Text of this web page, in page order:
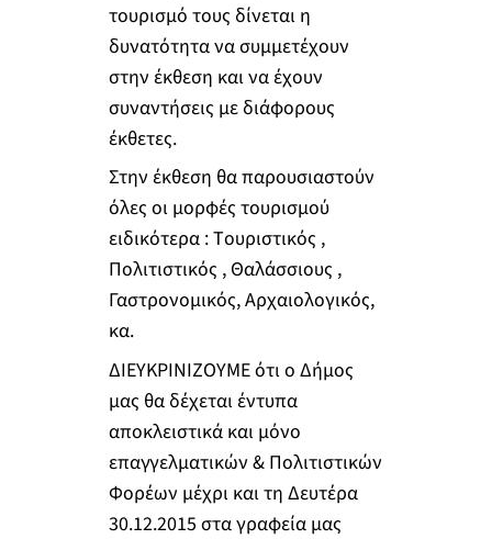
τουρισμό τους δίνεται η
δυνατότητα να συμμετέχουν
στην έκθεση και να έχουν
συναντήσεις με διάφορους
έκθετες.
Στην έκθεση θα παρουσιαστούν
όλες οι μορφές τουρισμού
ειδικότερα : Tουριστικός ,
Πολιτιστικός , Θαλάσσιους ,
Γαστρονομικός, Αρχαιολογικός,
κα.
ΔΙΕΥΚΡΙΝΙΖΟΥΜΕ ότι ο Δήμος
μας θα δέχεται έντυπα
αποκλειστικά και μόνο
επαγγελματικών & Πολιτιστικών
Φορέων μέχρι και τη Δευτέρα
30.12.2015 στα γραφεία μας